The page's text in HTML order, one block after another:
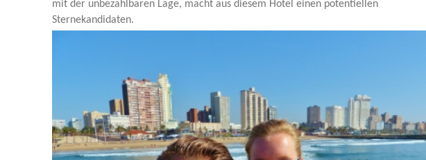
mit der unbezahlbaren Lage, macht aus diesem Hotel einen potentiellen
Sternekandidaten.